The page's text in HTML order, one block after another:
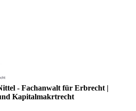
- Fachanwalt für Erbrecht |
Kapitalmakrtrecht